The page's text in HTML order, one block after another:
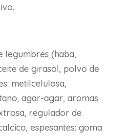
legumbres (haba,
de girasol, polvo de
metilcelulosa,
agar-agar, aromas
regulador de
espesantes: goma